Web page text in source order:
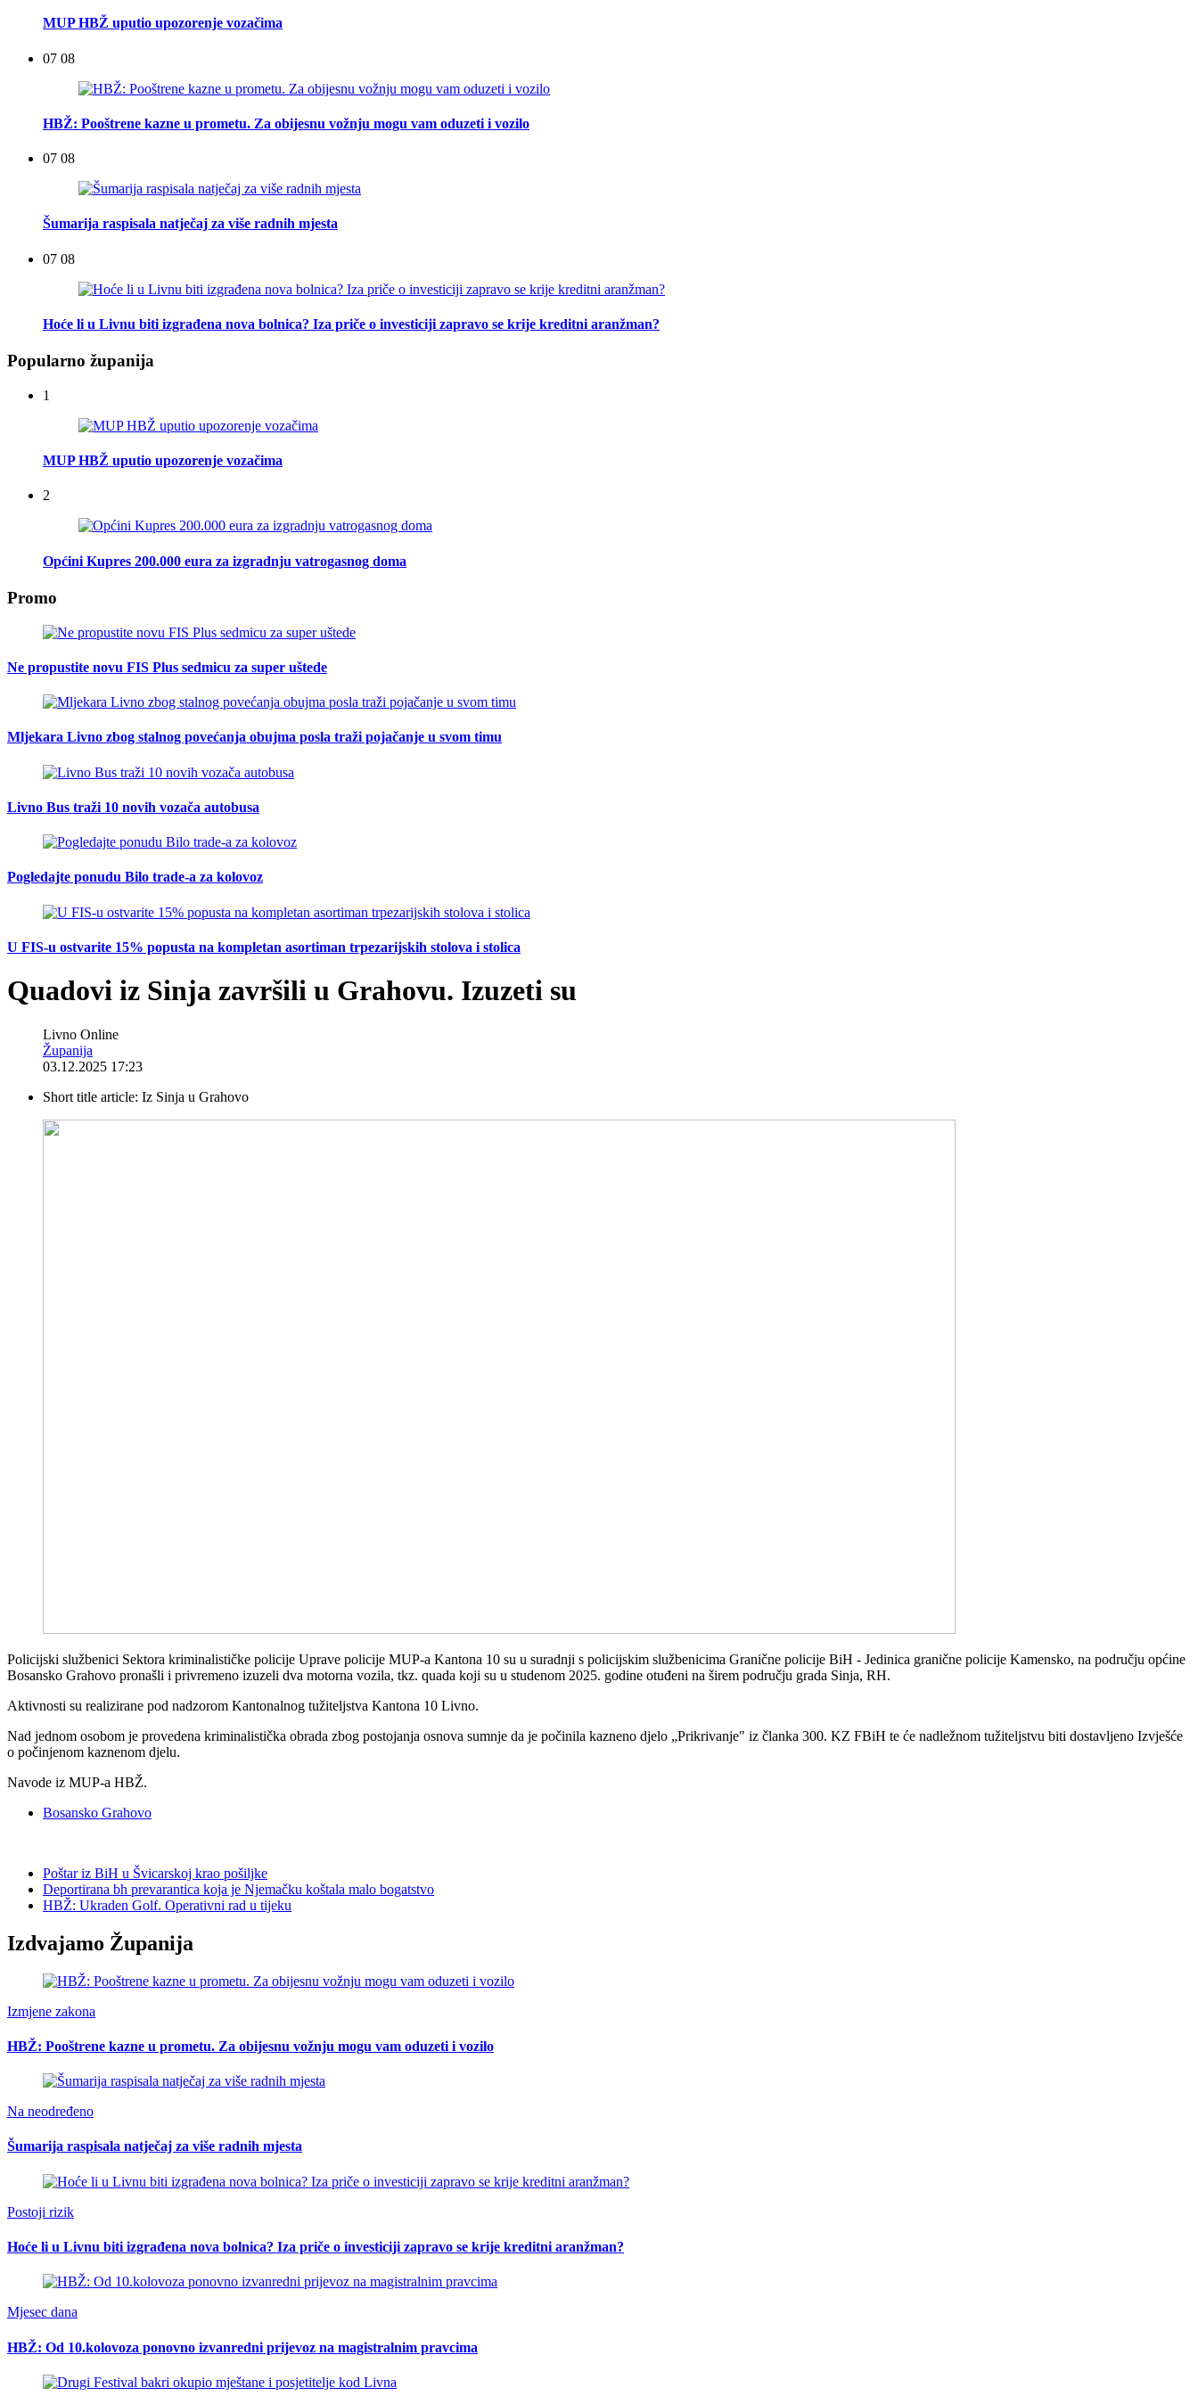
MUP HBŽ uputio upozorenje vozačima
07 08
HBŽ: Pooštrene kazne u prometu. Za obijesnu vožnju mogu vam oduzeti i vozilo
07 08
Šumarija raspisala natječaj za više radnih mjesta
07 08
Hoće li u Livnu biti izgrađena nova bolnica? Iza priče o investiciji zapravo se krije kreditni aranžman?
Popularno županija
1
MUP HBŽ uputio upozorenje vozačima
2
Općini Kupres 200.000 eura za izgradnju vatrogasnog doma
Promo
Ne propustite novu FIS Plus sedmicu za super uštede
Mljekara Livno zbog stalnog povećanja obujma posla traži pojačanje u svom timu
Livno Bus traži 10 novih vozača autobusa
Pogledajte ponudu Bilo trade-a za kolovoz
U FIS-u ostvarite 15% popusta na kompletan asortiman trpezarijskih stolova i stolica
Quadovi iz Sinja završili u Grahovu. Izuzeti su
Livno Online
Županija
03.12.2025 17:23
Short title article: Iz Sinja u Grahovo
Policijski službenici Sektora kriminalističke policije Uprave policije MUP-a Kantona 10 su u suradnji s policijskim službenicima Granične policije BiH - Jedinica granične policije Kamensko, na području općine
Bosansko Grahovo pronašli i privremeno izuzeli dva motorna vozila, tkz. quada koji su u studenom 2025. godine otuđeni na širem području grada Sinja, RH.
Aktivnosti su realizirane pod nadzorom Kantonalnog tužiteljstva Kantona 10 Livno.
Nad jednom osobom je provedena kriminalistička obrada zbog postojanja osnova sumnje da je počinila kazneno djelo „Prikrivanje" iz članka 300. KZ FBiH te će nadležnom tužiteljstvu biti dostavljeno Izvješće
o počinjenom kaznenom djelu.
Navode iz MUP-a HBŽ.
Bosansko Grahovo
Poštar iz BiH u Švicarskoj krao pošiljke
Deportirana bh prevarantica koja je Njemačku koštala malo bogatstvo
HBŽ: Ukraden Golf. Operativni rad u tijeku
Izdvajamo Županija
Izmjene zakona
HBŽ: Pooštrene kazne u prometu. Za obijesnu vožnju mogu vam oduzeti i vozilo
Na neodređeno
Šumarija raspisala natječaj za više radnih mjesta
Postoji rizik
Hoće li u Livnu biti izgrađena nova bolnica? Iza priče o investiciji zapravo se krije kreditni aranžman?
Mjesec dana
HBŽ: Od 10.kolovoza ponovno izvanredni prijevoz na magistralnim pravcima